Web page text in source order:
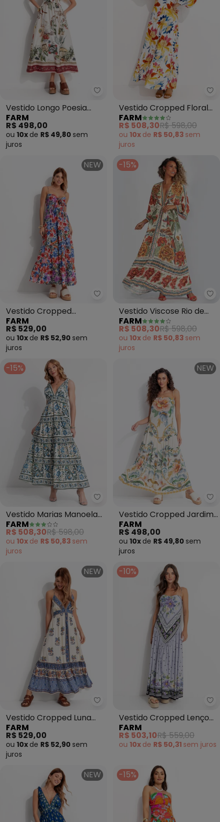
Farm - Vestido Longo Poesia
Vestido Longo Poesia
(Bege)
FARM
R$ 498,00
ou 10x de R$ 49,80 sem
juros
Vestido Cropped Floral
Majestoso (Off White)
FARM
R$ 508,30R$ 598,00
ou 10x de R$ 50,83 sem
juros
NEW
Farm - Vestido Cropped
Vestido Cropped
Florabela (Bege)
FARM
R$ 529,00
ou 10x de R$ 52,90 sem
juros
-15%
Vestido Viscose Rio de
Cor (Bege)
FARM
R$ 508,30R$ 598,00
ou 10x de R$ 50,83 sem
juros
-15%
Farm - Vestido Marias
Vestido Marias Manoela
(Off White)
FARM
R$ 508,30R$ 598,00
ou 10x de R$ 50,83 sem
juros
NEW
Vestido Cropped Jardim
Real (Bege)
FARM
R$ 498,00
ou 10x de R$ 49,80 sem
juros
NEW
Farm - Vestido Cropped Luna
Vestido Cropped Luna
(Bege)
FARM
R$ 529,00
ou 10x de R$ 52,90 sem
juros
-10%
Vestido Cropped Lenço
Alina (Azul)
FARM
R$ 503,10R$ 559,00
ou 10x de R$ 50,31 semjuros
NEW -15%